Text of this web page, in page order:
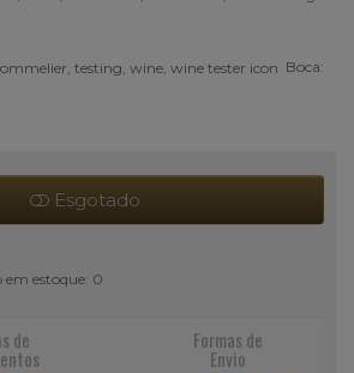
Boca:
Esgotado
estoque: 0
de Formas de
Envio